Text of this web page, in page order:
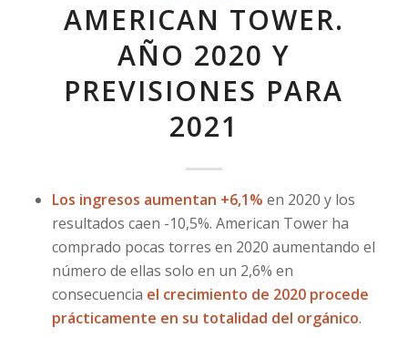
AMERICAN TOWER.
AÑO 2020 Y
PREVISIONES PARA
2021
Los ingresos aumentan +6,1% en 2020 y los
resultados caen -10,5%. American Tower ha
comprado pocas torres en 2020 aumentando el
número de ellas solo en un 2,6% en
consecuencia el crecimiento de 2020 procede
prácticamente en su totalidad del orgánico.